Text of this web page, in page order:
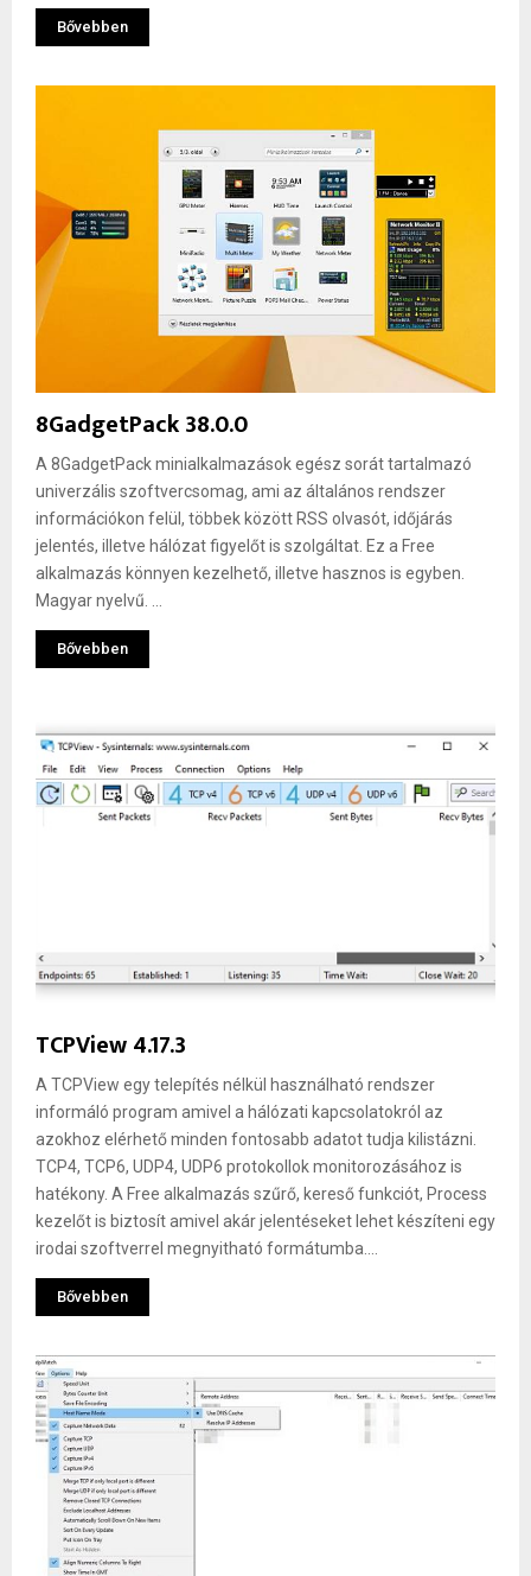
Bővebben
8GadgetPack 38.0.0
A 8GadgetPack minialkalmazások egész sorát tartalmazó
univerzális szoftvercsomag, ami az általános rendszer
információkon felül, többek között RSS olvasót, időjárás
jelentés, illetve hálózat figyelőt is szolgáltat. Ez a Free
alkalmazás könnyen kezelhető, illetve hasznos is egyben.
Magyar nyelvű. ...
Bővebben
TCPView 4.17.3
A TCPView egy telepítés nélkül használható rendszer
informáló program amivel a hálózati kapcsolatokról az
azokhoz elérhető minden fontosabb adatot tudja kilistázni.
TCP4, TCP6, UDP4, UDP6 protokollok monitorozásához is
hatékony. A Free alkalmazás szűrő, kereső funkciót, Process
kezelőt is biztosít amivel akár jelentéseket lehet készíteni egy
irodai szoftverrel megnyitható formátumba....
Bővebben